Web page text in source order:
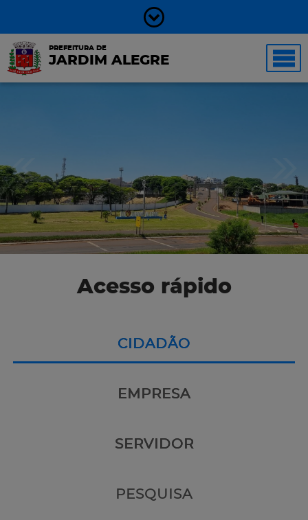
PREFEITURA DE
JARDIM ALEGRE
Acesso rápido
CIDADÃO
EMPRESA
SERVIDOR
PESQUISA